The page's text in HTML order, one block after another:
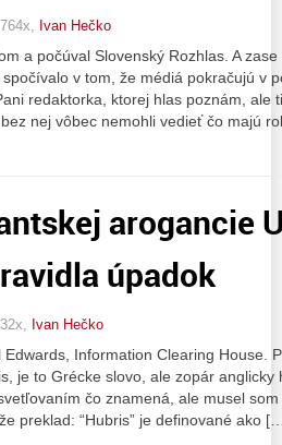
Ivan Hečko
a počúval Slovenský Rozhlas. A
v tom, že médiá pokračujú v
redaktorka, ktorej hlas poznám, ale
bez nej vôbec nemohli vedieť čo majú
arogancie
úpadok
Ivan Hečko
Information Clearing House.
je to Grécke slovo, ale zopár
čo znamená, ale musel
preklad: “Hubris” je definované ako